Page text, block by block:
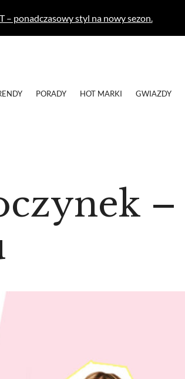
– ponadczasowy styl na nowy sezon.
PORADY HOT MARKI GWIAZDY
–